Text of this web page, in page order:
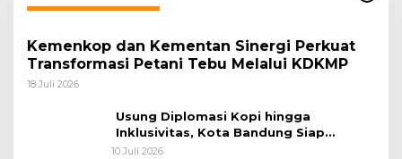
Kemenkop dan Kementan Sinergi Perkuat
Transformasi Petani Tebu Melalui KDKMP
18 Juli 2026
Usung Diplomasi Kopi hingga
Inklusivitas, Kota Bandung Siap
Sambut 25 Duta Besar di Festival Asia
10 Juli 2026